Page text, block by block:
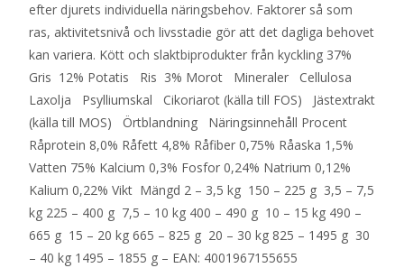
efter djurets individuella näringsbehov. Faktorer så som
ras, aktivitetsnivå och livsstadie gör att det dagliga behovet
kan variera. Kött och slaktbiprodukter från kyckling 37%
Gris 12% Potatis Ris 3% Morot Mineraler Cellulosa
Laxolja Psylliumskal Cikoriarot (källa till FOS) Jästextrakt
(källa till MOS) Örtblandning Näringsinnehåll Procent
Råprotein 8,0% Råfett 4,8% Råfiber 0,75% Råaska 1,5%
Vatten 75% Kalcium 0,3% Fosfor 0,24% Natrium 0,12%
Kalium 0,22% Vikt Mängd 2 – 3,5 kg 150 – 225 g 3,5 – 7,5
kg 225 – 400 g 7,5 – 10 kg 400 – 490 g 10 – 15 kg 490 –
665 g 15 – 20 kg 665 – 825 g 20 – 30 kg 825 – 1495 g 30
– 40 kg 1495 – 1855 g – EAN: 4001967155655